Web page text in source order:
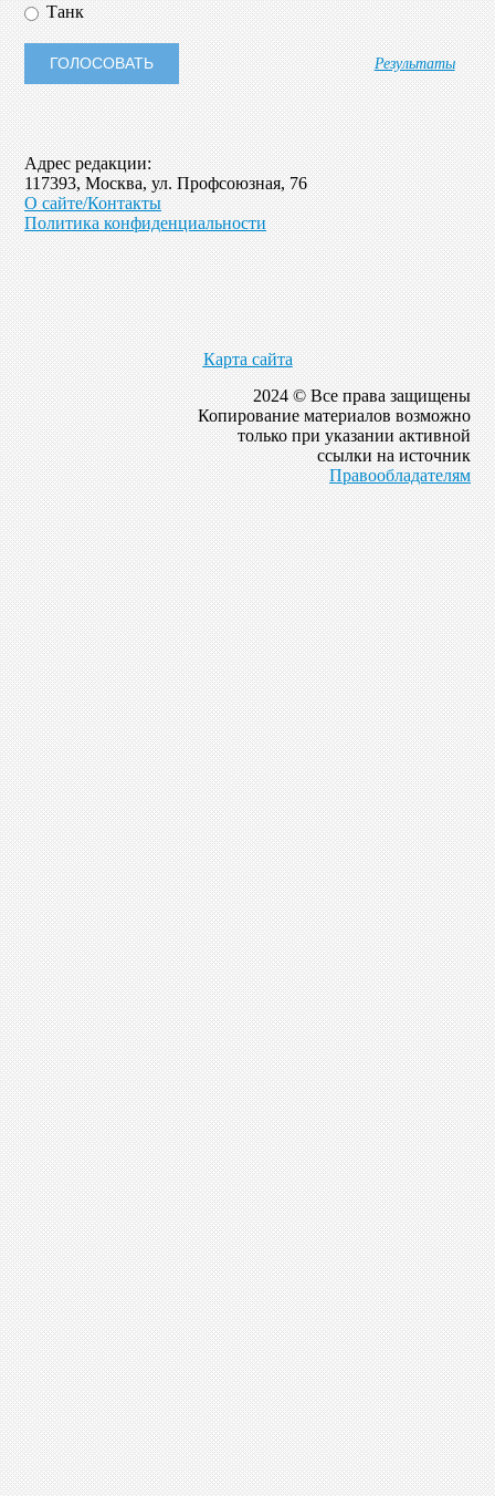
Танк
Результаты
Адрес редакции:
117393, Москва, ул. Профсоюзная, 76
О сайте/Контакты
Политика конфиденциальности
Карта сайта
2024 © Все права защищены
Копирование материалов возможно
только при указании активной
ссылки на источник
Правообладателям